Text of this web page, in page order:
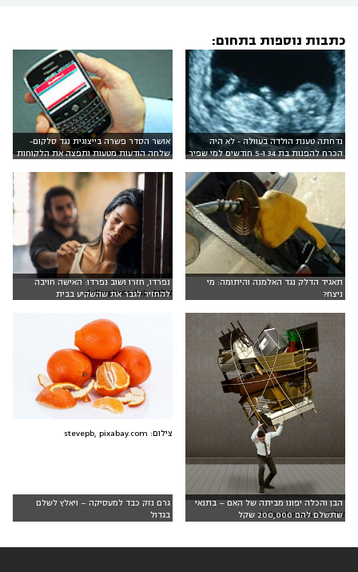
כתבות נוספות בתחום:
נדחתה טענת הולדה בעוולה - לא היה
הכרח להפנות בת 34 ו-5 חודשים למי שפיר
אושר הסדר פשרה בייצוגית נגד סלקום-
שלחה הודעות מטעות ותפצה את הלקוחות
תאגיד הדלק נגד האלמנה והיתומה: מי
ניצח?
נפרדו, חזרו ושוב נפרדו: האישה חויבה
להחזיר לגבר את שהשקיע בבית
צילום: dollarphotoclub
הבן והכלה יפונו מביתה של האם – בתנאי
שתשלם להם 200,000 שקל
צילום: dollarphotoclub
גרם נזק כבד למעסיקה – ויאלץ לשלם
בגדול
צילום: stevepb, pixabay.com